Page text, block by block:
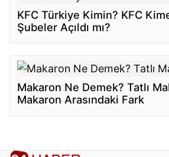
KFC Türkiye Kimin? KFC
Şubeler Açıldı mı?
Makaron Ne Demek? Tatlı
Makaron Arasındaki Fark